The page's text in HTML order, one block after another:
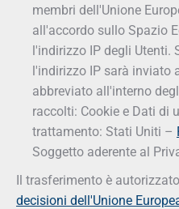
membri dell'Unione
all'accordo sullo Spazio
l'indirizzo IP degli Utenti.
l'indirizzo IP sarà inviato
abbreviato all'interno
raccolti: Cookie e Dati di
trattamento: Stati Uniti –
Soggetto aderente al
Il trasferimento è
decisioni dell'Unione